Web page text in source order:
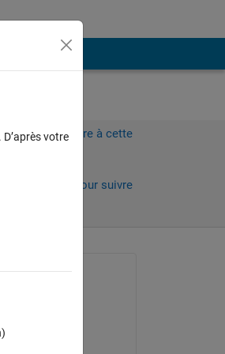
pour répondre à cette
vous pour suivre
Maganti
votre